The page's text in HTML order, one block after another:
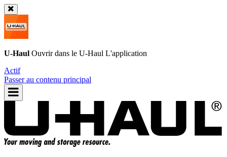
U-Haul Ouvrir dans le U-Haul L'application
Actif
Passer au contenu principal